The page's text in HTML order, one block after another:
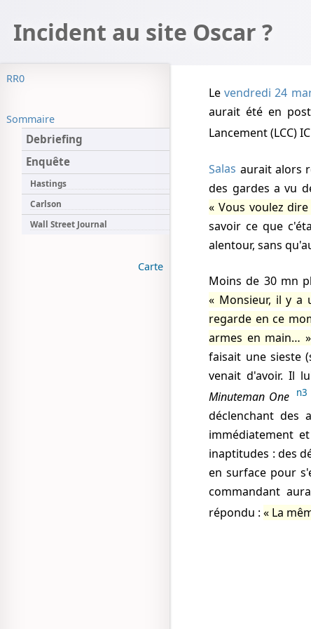
Incident au site Oscar ?
RR0
Sommaire
Debriefing
Enquête
Hastings
Carlson
Wall Street Journal
Carte
Levendredi 24
aurait été en
Lancement (LCC)
Salas aurait alors
des gardes a vu
Vous voulez
savoir ce que
alentour, sans
Moins de 30
Monsieur, il y a
regarde en ce
armes en main…
faisait une sieste
venait d'avoir. Il
Minuteman One
n3
déclenchant des
immédiatement
inaptitudes : des
en surface pour
commandant
répondu : La